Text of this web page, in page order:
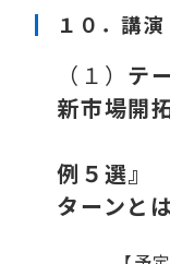
１０．講演
（１） テ
新市場開
例５選』
ターンと